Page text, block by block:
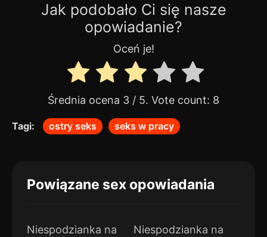
Jak podobało Ci się nasze
opowiadanie?
Oceń je!
Średnia ocena 3 / 5. Vote count: 8
Tagi: ostry seks seks w pracy
Powiązane sex opowiadania
Niespodzianka na
Niespodzianka na